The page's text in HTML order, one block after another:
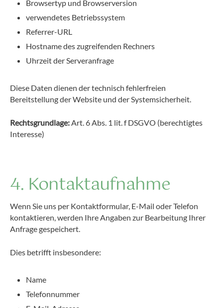
Browsertyp und Browserversion
verwendetes Betriebssystem
Referrer-URL
Hostname des zugreifenden Rechners
Uhrzeit der Serveranfrage
Diese Daten dienen der technisch fehlerfreien
Bereitstellung der Website und der Systemsicherheit.
Rechtsgrundlage:Art. 6 Abs. 1 lit. f DSGVO (berechtigtes
Interesse)
4. Kontaktaufnahme
Wenn Sie uns per Kontaktformular, E-Mail oder Telefon
kontaktieren, werden Ihre Angaben zur Bearbeitung Ihrer
Anfrage gespeichert.
Dies betrifft insbesondere:
Name
Telefonnummer